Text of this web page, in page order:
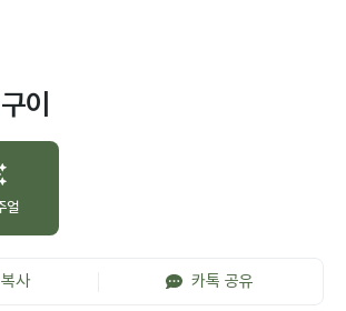
이
얼
사 카톡 공유